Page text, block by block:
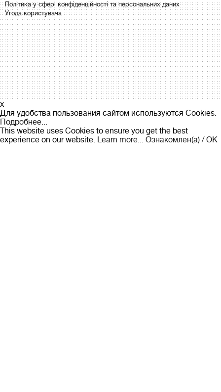
Політика у сфері конфіденційності та персональних даних
Угода користувача
x
Для удобства пользования сайтом используются Cookies.
Подробнее...
This website uses Cookies to ensure you get the best
experience on our website. Learn more... Ознакомлен(а) / OK